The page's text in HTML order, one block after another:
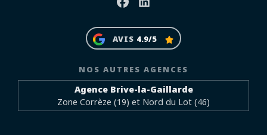
FacebookLinkedin
AVIS 4.9/5
NOS AUTRES AGENCES
Agence Brive-la-Gaillarde
Zone Corrèze (19) et Nord du Lot (46)